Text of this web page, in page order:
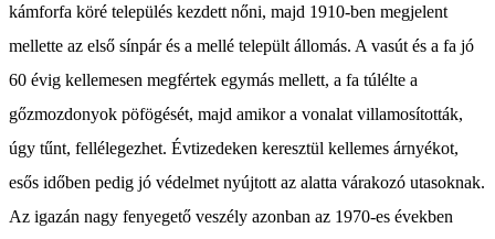
kámforfa köré település kezdett nőni, majd 1910-ben megjelent
mellette az első sínpár és a mellé települt állomás. A vasút és a fa jó
60 évig kellemesen megfértek egymás mellett, a fa túlélte a
gőzmozdonyok pöfögését, majd amikor a vonalat villamosították,
úgy tűnt, fellélegezhet. Évtizedeken keresztül kellemes árnyékot,
esős időben pedig jó védelmet nyújtott az alatta várakozó utasoknak.
Az igazán nagy fenyegető veszély azonban az 1970-es években